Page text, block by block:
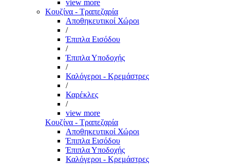
view more
Κουζίνα - Τραπεζαρία
Αποθηκευτικοί Χώροι
/
Έπιπλα Εισόδου
/
Έπιπλα Υποδοχής
/
Καλόγεροι - Κρεμάστρες
/
Καρέκλες
/
view more
Κουζίνα - Τραπεζαρία
Αποθηκευτικοί Χώροι
Έπιπλα Εισόδου
Έπιπλα Υποδοχής
Καλόγεροι - Κρεμάστρες